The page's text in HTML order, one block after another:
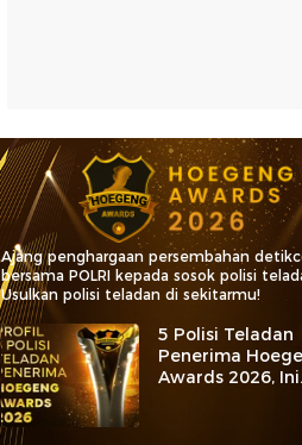
Ajang penghargaan persembahan
bersama POLRI kepada sosok polisi
Usulkan polisi teladan di sekitarmu!
5 Polisi Teladan
Penerima
Awards 2026, Ini
Kategori dan